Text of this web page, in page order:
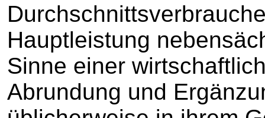
Hauptleistung
Sinne einer
Abrundung und